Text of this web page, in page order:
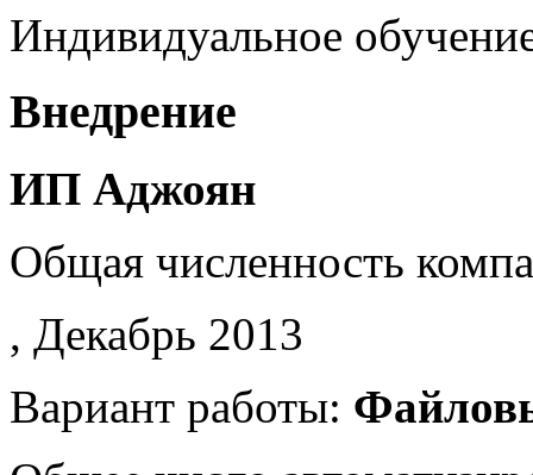
Индивидуальное
Внедрение
ИП Аджоян
Общая численность
, Декабрь 2013
Вариант работы: